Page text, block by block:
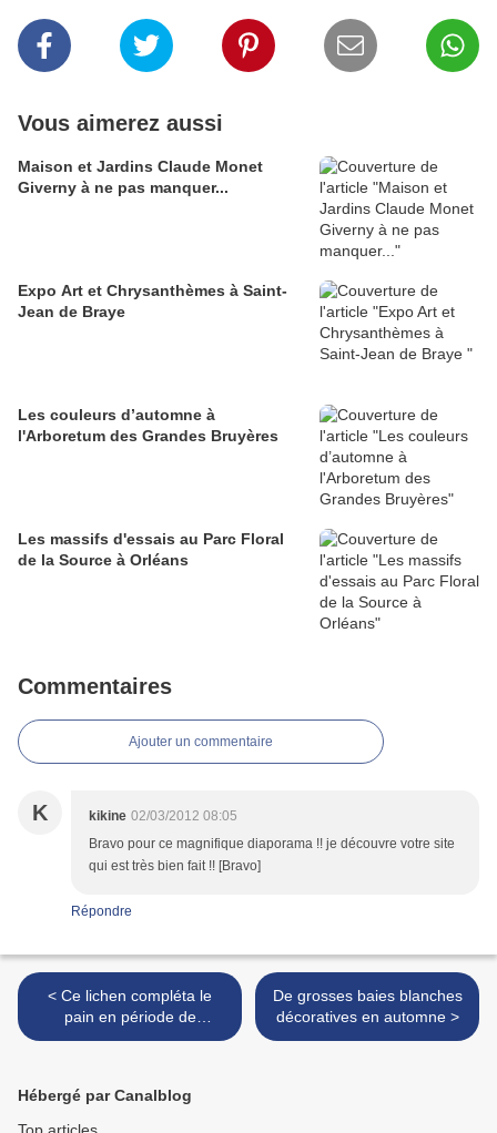
Vous aimerez aussi
Maison et Jardins Claude Monet
Giverny à ne pas manquer...
Expo Art et Chrysanthèmes à Saint-
Jean de Braye
Les couleurs d’automne à
l'Arboretum des Grandes Bruyères
Les massifs d'essais au Parc Floral
de la Source à Orléans
Commentaires
Ajouter un commentaire
K kikine 02/03/2012 08:05
Bravo pour ce magnifique diaporama !! je découvre votre site
qui est très bien fait !! [Bravo]
Répondre
< Ce lichen compléta le
pain en période de
disette…
De grosses baies blanches
décoratives en automne >
Hébergé par Canalblog